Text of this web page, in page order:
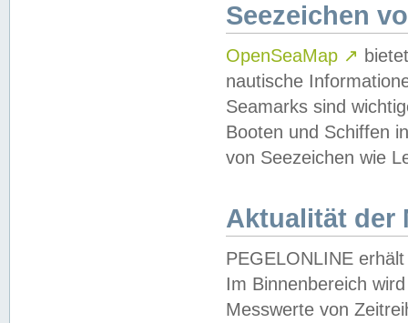
Seezeichen
OpenSeaMap ↗
nautische
Seamarks sind
Booten und Schiffen
von Seezeichen wie
Aktualität der
PEGELONLINE
Im Binnenbereich
Messwerte von